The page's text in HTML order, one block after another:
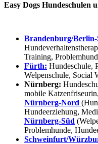
Easy Dogs Hundeschulen
Brandenburg/Berlin-
Training,
Fürth: Hundeschule,
Welpenschule, Social
Nürnberg:
mobile
Nürnberg-Nord
Hundeerziehung,
Nürnberg-Süd
Problemhunde,
Schweinfurt/